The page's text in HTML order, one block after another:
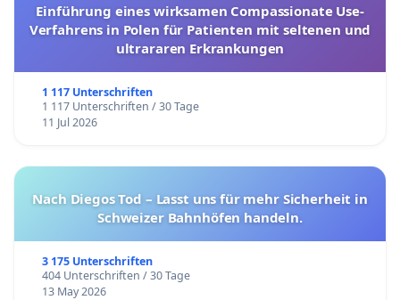
Einführung eines wirksamen Compassionate Use-
Verfahrens in Polen für Patienten mit seltenen und
ultrararen Erkrankungen
1 117 Unterschriften
1 117 Unterschriften / 30 Tage
11 Jul 2026
Nach Diegos Tod – Lasst uns für mehr Sicherheit in
Schweizer Bahnhöfen handeln.
3 175 Unterschriften
404 Unterschriften / 30 Tage
13 May 2026